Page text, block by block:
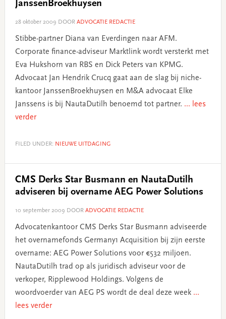
JanssenBroekhuysen
28 oktober 2009 DOOR ADVOCATIE REDACTIE
Stibbe-partner Diana van Everdingen naar AFM.
Corporate finance-adviseur Marktlink wordt versterkt met
Eva Hukshorn van RBS en Dick Peters van KPMG.
Advocaat Jan Hendrik Crucq gaat aan de slag bij niche-
kantoor JanssenBroekhuysen en M&A advocaat Elke
Janssens is bij NautaDutilh benoemd tot partner. ... lees
verder
FILED UNDER: NIEUWE UITDAGING
CMS Derks Star Busmann en NautaDutilh
adviseren bij overname AEG Power Solutions
10 september 2009 DOOR ADVOCATIE REDACTIE
Advocatenkantoor CMS Derks Star Busmann adviseerde
het overnamefonds Germany1 Acquisition bij zijn eerste
overname: AEG Power Solutions voor €532 miljoen.
NautaDutilh trad op als juridisch adviseur voor de
verkoper, Ripplewood Holdings. Volgens de
woordvoerder van AEG PS wordt de deal deze week ...
lees verder